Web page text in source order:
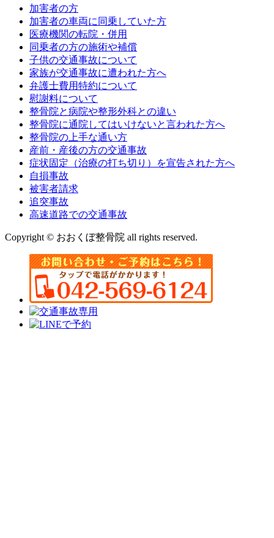
加害者の方
加害者の車両に同乗していた方
医療機関の転院・併用
同乗者の方の施術や補償
子供の交通事故について
家族が交通事故に遭われた方へ
弁護士費用特約について
慰謝料について
整骨院と病院や整形外科との違い
整骨院に通院してはいけないと言われた方へ
整骨院の上手な通い方
産前・産後の方の交通事故
症状固定（治療の打ち切り）を宣告された方へ
自損事故
被害者請求
追突事故
高速道路での交通事故
Copyright © おおくぼ整骨院 all rights reserved.